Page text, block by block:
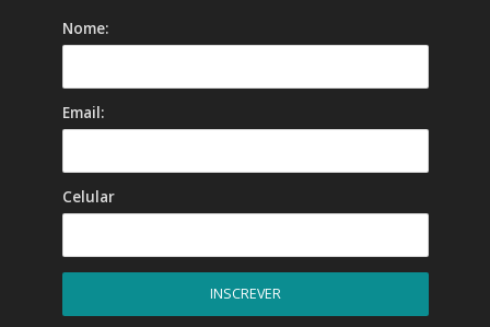
Nome:
Email:
Celular